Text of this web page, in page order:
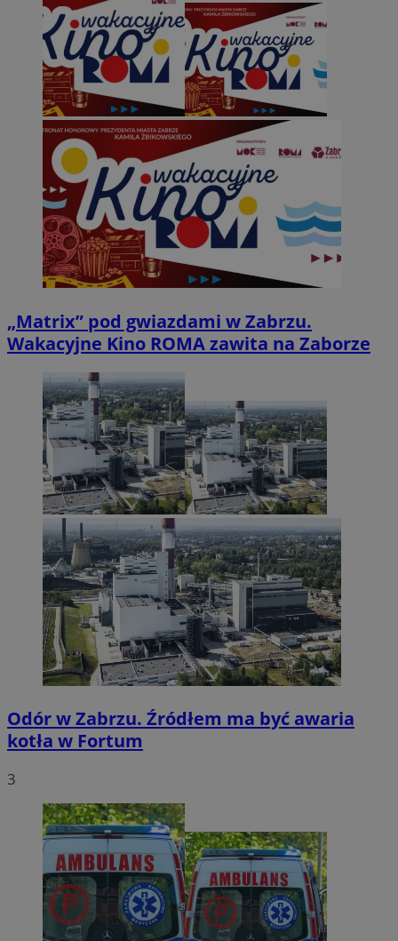
„Matrix” pod gwiazdami w Zabrzu.
Wakacyjne Kino ROMA zawita na Zaborze
Odór w Zabrzu. Źródłem ma być awaria
kotła w Fortum
3